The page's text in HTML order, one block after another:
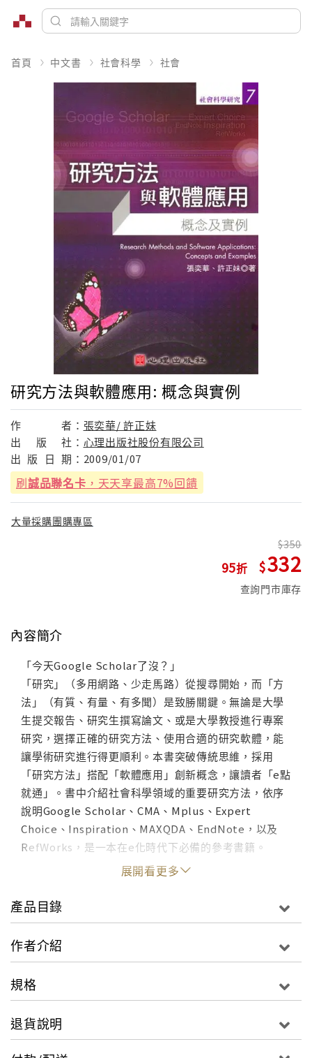
首頁 中文書 社會科學 社會
研究方法與軟體應用: 概念與實例
作 者： 張奕華/ 許正妹
出
版 社： 心理出版社股份有限公司
出 版 日 期： 2009/01/07
刷誠品聯名卡 ，天天享最高7%回饋
大量採購團購專區
95
350
332
查詢門市庫存
內容簡介
「今天Google Scholar了沒？」
「研究」（多用網路、少走馬路）從搜尋開始，而「方
法」（有質、有量、有多聞）是致勝關鍵。無論是大學
生提交報告、研究生撰寫論文、或是大學教授進行專案
研究，選擇正確的研究方法、使用合適的研究軟體，能
讓學術研究進行得更順利。本書突破傳統思維，採用
「研究方法」搭配「軟體應用」創新概念，讓讀者「e點
就通」。書中介紹社會科學領域的重要研究方法，依序
說明Google Scholar、CMA、Mplus、Expert
Choice、Inspiration、MAXQDA、EndNote，以及
RefWorks，是一本在e化時代下必備的參考書籍。
展開看更多
產品目錄
作者介紹
規格
退貨說明